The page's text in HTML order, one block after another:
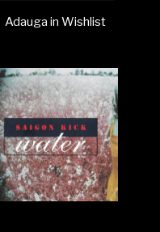
Adauga in Wishlist